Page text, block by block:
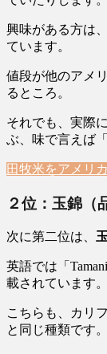
興味がある方は、
ています。
値段が他のアメ
るところ。
それでも、実際
ぶ、味で言えば
田牧米をアメリ
２位：玉錦（
次に第二位は、
英語では「
載されています。
こちらも、カリ
と同じ種類です。